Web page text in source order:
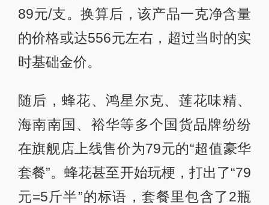
89元/支。换算后，该产品一克净含量
的价格或达556元左右，超过当时的实
时基础金价。
随后，蜂花、鸿星尔克、莲花味精、
海南南国、裕华等多个国货品牌纷纷
在旗舰店上线售价为79元的“超值豪华
套餐”。蜂花甚至开始玩梗，打出了“79
元=5斤半”的标语，套餐里包含了2瓶